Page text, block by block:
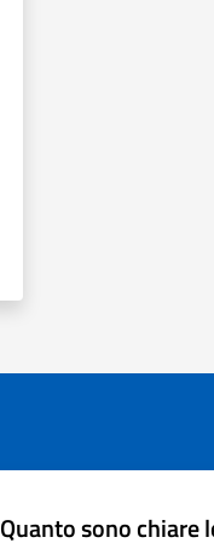
Quanto sono chiare